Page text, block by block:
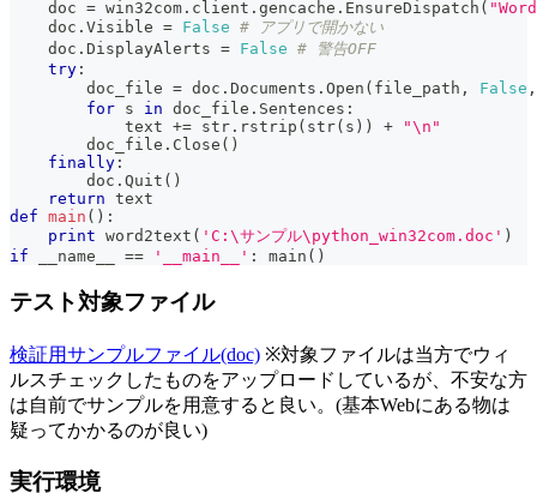
    doc
= win32com . client . gencache . EnsureDispatch (
    doc
. Visible = False # アプリで開かない
    doc
. DisplayAlerts = False # 警告OFF
try :
        doc_file
= doc . Documents . Open ( file_path , False ,
for s in doc_file . Sentences :
            text
+= str . rstrip ( str( s ) ) +
"\n"
        doc_file
. Close ( )
finally :
        doc
. Quit ( )
return text
def main ( ) :
print word2text ( 'C:\サンプル\python_win32com.doc' )
if __name__ == '__main__' : main ( )
テスト対象ファイル
検証用サンプルファイル(doc) ※対象ファイルは当方でウィ
ルスチェックしたものをアップロードしているが、不安な方
は自前でサンプルを用意すると良い。(基本Webにある物は
疑ってかかるのが良い)
実行環境